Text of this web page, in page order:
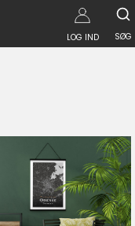
LOG IND SØG